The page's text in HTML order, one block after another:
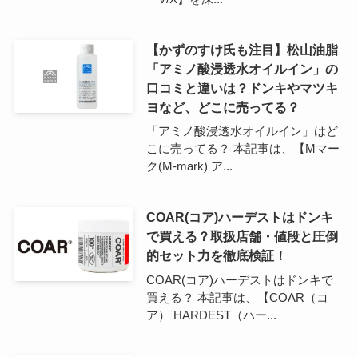
【かずのすけ氏も注目】松山油脂
「アミノ酸浸透水オイルイン」の
口コミと違いは？ドンキやマツキ
ヨなど、どこに売ってる？
「アミノ酸浸透水オイルイン」はど
こに売ってる？ 本記事は、【Mマー
ク(M-mark) ア...
COAR(コア)ハーデストはドンキ
で買える？取扱店舗・値段と圧倒
的セット力を徹底検証！
COAR(コア)ハーデストはドンキで
買える？ 本記事は、【COAR（コ
ア） HARDEST（ハー...